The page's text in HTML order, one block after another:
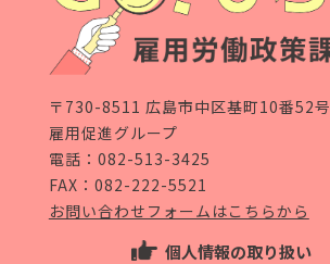
〒730-8511 広島市中区基町10番52号
雇用促進グループ
電話： 082-513-3425
FAX：082-222-5521
お問い合わせフォームはこちらから
個人情報の取り扱い